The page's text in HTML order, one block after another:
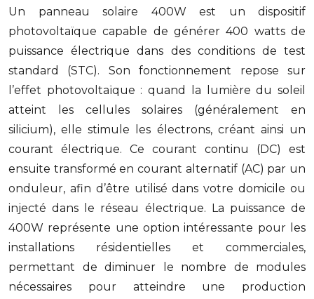
Un panneau solaire 400W est un dispositif
photovoltaïque capable de générer 400 watts de
puissance électrique dans des conditions de test
standard (STC). Son fonctionnement repose sur
l’effet photovoltaïque : quand la lumière du soleil
atteint les cellules solaires (généralement en
silicium), elle stimule les électrons, créant ainsi un
courant électrique. Ce courant continu (DC) est
ensuite transformé en courant alternatif (AC) par un
onduleur, afin d’être utilisé dans votre domicile ou
injecté dans le réseau électrique. La puissance de
400W représente une option intéressante pour les
installations résidentielles et commerciales,
permettant de diminuer le nombre de modules
nécessaires pour atteindre une production